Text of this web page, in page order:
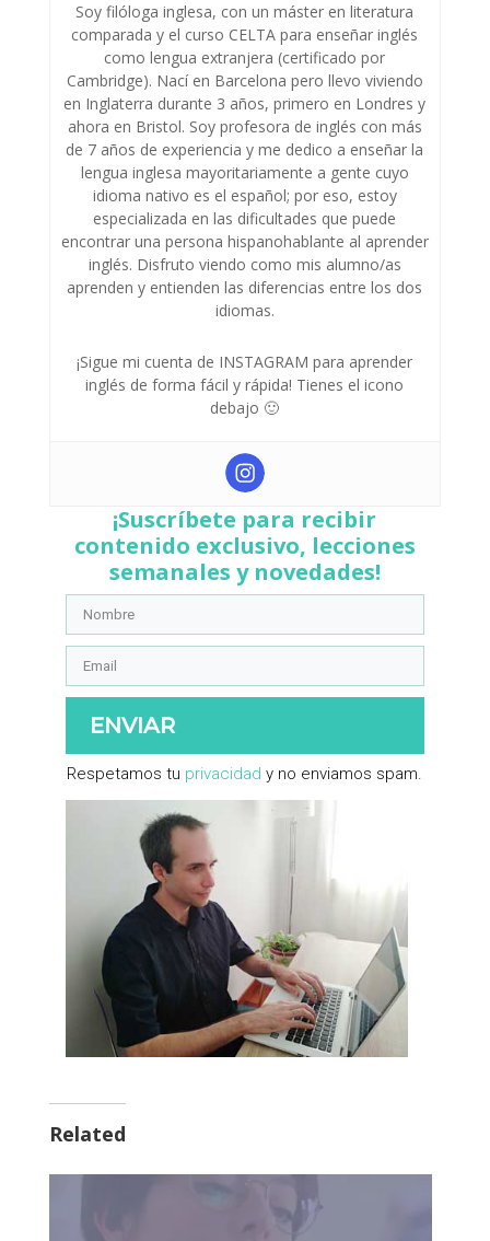
Soy filóloga inglesa, con un máster en literatura
comparada y el curso CELTA para enseñar inglés
como lengua extranjera (certificado por
Cambridge). Nací en Barcelona pero llevo viviendo
en Inglaterra durante 3 años, primero en Londres y
ahora en Bristol. Soy profesora de inglés con más
de 7 años de experiencia y me dedico a enseñar la
lengua inglesa mayoritariamente a gente cuyo
idioma nativo es el español; por eso, estoy
especializada en las dificultades que puede
encontrar una persona hispanohablante al aprender
inglés. Disfruto viendo como mis alumno/as
aprenden y entienden las diferencias entre los dos
idiomas.
¡Sigue mi cuenta de INSTAGRAM para aprender
inglés de forma fácil y rápida! Tienes el icono
debajo 🙂
¡Suscríbete para recibir
contenido exclusivo, lecciones
semanales y novedades!
ENVIAR
​Respetamos tu ​ privacidad ​ y no enviamos spam.
Related